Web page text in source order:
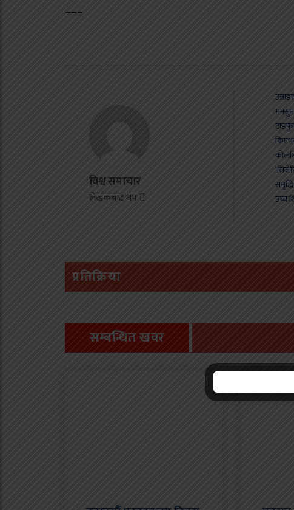
–––
विश्व समाचार
लेखकबाट थप
मनसुन
उच्च
प्रतिक्रिया
सम्बन्धित खवर